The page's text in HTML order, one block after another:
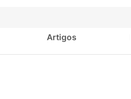
Artigos